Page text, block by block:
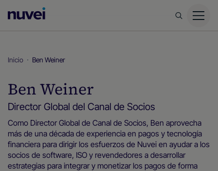
principal
Nuvei
Inicio Ben Weiner
Ben Weiner
Director Global del Canal de Socios
Como Director Global de Canal de Socios, Ben aprovecha
más de una década de experiencia en pagos y tecnología
financiera para dirigir los esfuerzos de Nuvei en ayudar a los
socios de software, ISO y revendedores a desarrollar
estrategias para integrar y monetizar los pagos de forma